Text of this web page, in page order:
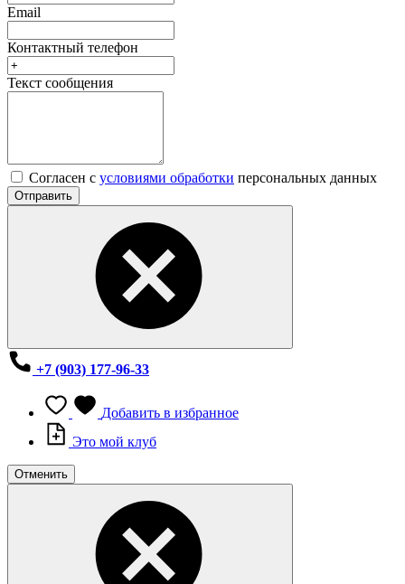
Email
Контактный телефон
Текст сообщения
Согласен с условиями обработки персональных данных
Отправить
+7 (903) 177-96-33
Добавить в избранное
Это мой клуб
Отменить